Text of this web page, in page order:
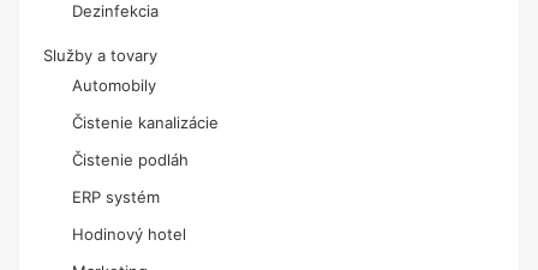
Dezinfekcia
Služby a tovary
Automobily
Čistenie kanalizácie
Čistenie podláh
ERP systém
Hodinový hotel